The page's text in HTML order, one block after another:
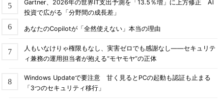
Gartner、2026年の世界IT支出予測を「13.5％増」に上方修正 AI
投資で広がる「分野間の成長差」
あなたのCopilotが「全然使えない」本当の理由
人もいなけりゃ権限もなし、実害ゼロでも感謝なし――セキュリテ
ィ兼務の運用担当者が抱える“モヤモヤ”の正体
Windows Updateで要注意 甘く見るとPCの起動も認証も止まる
「3つのセキュリティ移行」